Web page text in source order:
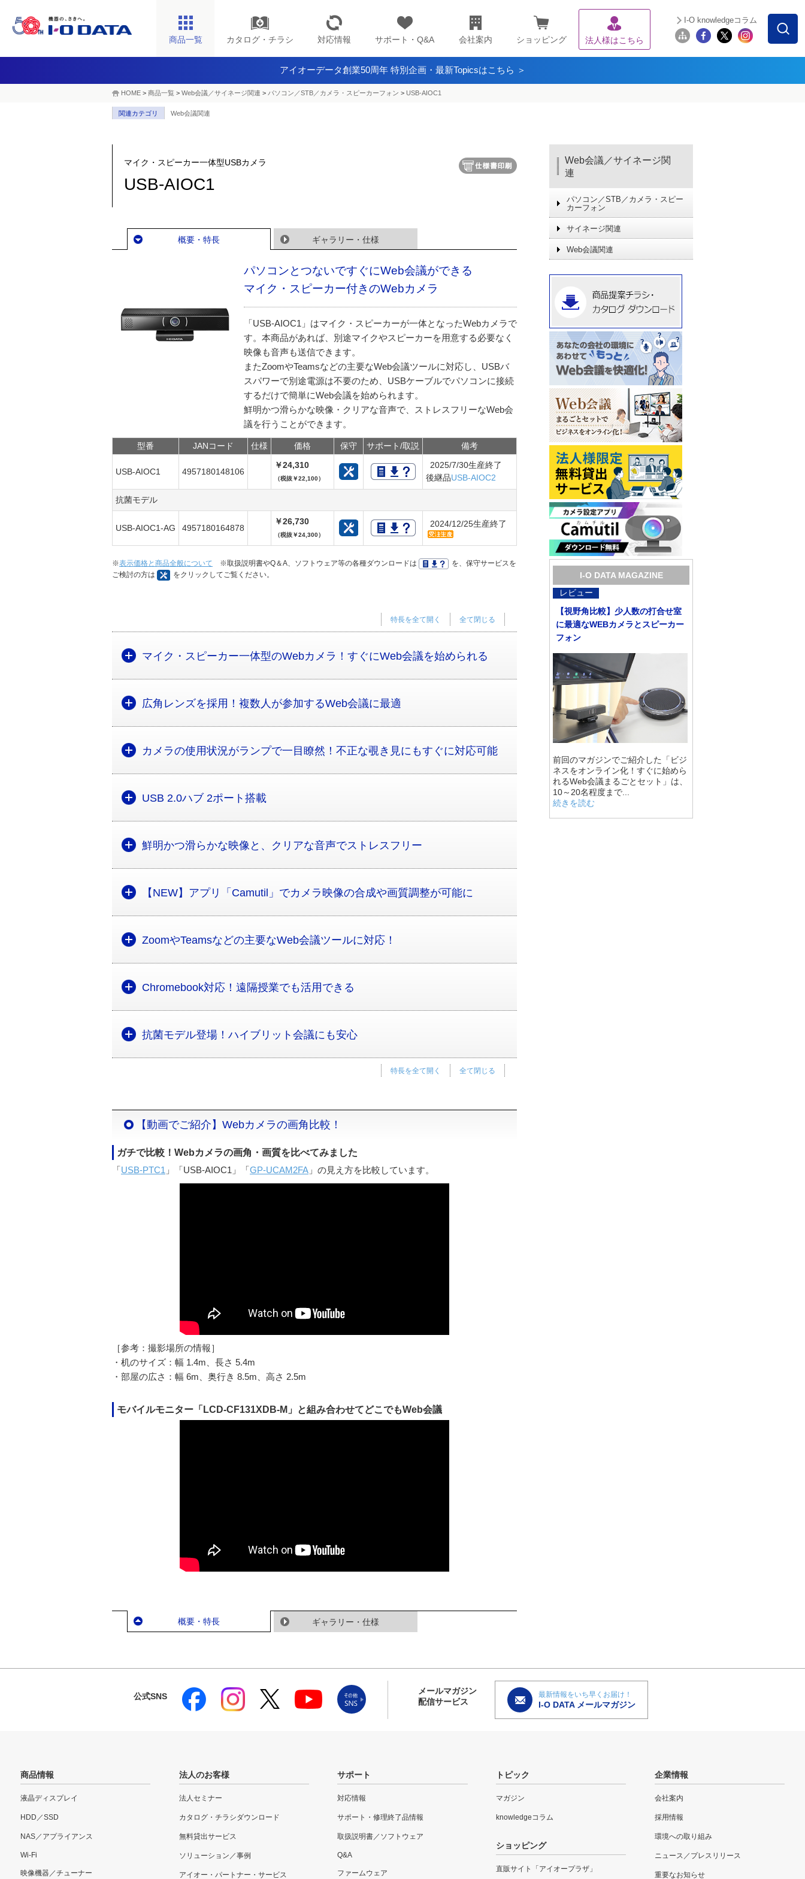
商品一覧 カタログ・チラシ 対応情報 サポート・Q&A 会社案内 ショッピング 法人様はこちら
I-O knowledgeコラム
アイオーデータ創業50周年 特別企画・最新Topicsはこちら ＞
HOME > 商品一覧 > Web会議／サイネージ関連 > パソコン／STB／カメラ・スピーカーフォン > USB-AIOC1
関連カテゴリ Web会議関連
マイク・スピーカー一体型USBカメラ
USB-AIOC1
概要・特長 ギャラリー・仕様
パソコンとつないですぐにWeb会議ができる
マイク・スピーカー付きのWebカメラ
「USB-AIOC1」はマイク・スピーカーが一体となったWebカメラで
す。本商品があれば、別途マイクやスピーカーを用意する必要なく
映像も音声も送信できます。
またZoomやTeamsなどの主要なWeb会議ツールに対応し、USBバ
スパワーで別途電源は不要のため、USBケーブルでパソコンに接続
するだけで簡単にWeb会議を始められます。
鮮明かつ滑らかな映像・クリアな音声で、ストレスフリーなWeb会
議を行うことができます。
型番 JANコード 仕様 価格 保守 サポート/取説 備考
USB-AIOC1 4957180148106
￥24,310
（税抜￥22,100）
2025/7/30生産終了
後継品USB-AIOC2
抗菌モデル
USB-AIOC1-AG 4957180164878
￥26,730
（税抜￥24,300）
2024/12/25生産終了
※表示価格と商品全般について ※取扱説明書やQ＆A、ソフトウェア等の各種ダウンロードは
を、保守サービスを
ご検討の方は
をクリックしてご覧ください。
全て閉じる
特長を全て開く
マイク・スピーカー一体型のWebカメラ！すぐにWeb会議を始められる
広角レンズを採用！複数人が参加するWeb会議に最適
カメラの使用状況がランプで一目瞭然！不正な覗き見にもすぐに対応可能
USB 2.0ハブ 2ポート搭載
鮮明かつ滑らかな映像と、クリアな音声でストレスフリー
【NEW】アプリ「Camutil」でカメラ映像の合成や画質調整が可能に
ZoomやTeamsなどの主要なWeb会議ツールに対応！
Chromebook対応！遠隔授業でも活用できる
抗菌モデル登場！ハイブリット会議にも安心
全て閉じる
特長を全て開く
【動画でご紹介】Webカメラの画角比較！
ガチで比較！Webカメラの画角・画質を比べてみました
「USB-PTC1 」「USB-AIOC1」「GP-UCAM2FA 」の見え方を比較しています。
［参考：撮影場所の情報］
・机のサイズ：幅 1.4m、長さ 5.4m
・部屋の広さ：幅 6m、奥行き 8.5m、高さ 2.5m
モバイルモニター「LCD-CF131XDB-M」と組み合わせてどこでもWeb会議
概要・特長 ギャラリー・仕様
Web会議／サイネージ関
連
パソコン／STB／カメラ・スピー
カーフォン
サイネージ関連
Web会議関連
I-O DATA MAGAZINE
レビュー
【視野角比較】少人数の打合せ室
に最適なWEBカメラとスピーカー
フォン
前回のマガジンでご紹介した「ビジ
ネスをオンライン化！すぐに始めら
れるWeb会議まるごとセット」は、
10～20名程度まで...
続きを読む
公式SNS
メールマガジン
配信サービス
最新情報をいち早くお届け！
I-O DATA メールマガジン
商品情報
液晶ディスプレイ
HDD／SSD
NAS／アプライアンス
Wi-Fi
映像機器／チューナー
法人のお客様
法人セミナー
カタログ・チラシダウンロード
無料貸出サービス
ソリューション／事例
アイオー・パートナー・サービス
サポート
対応情報
サポート・修理終了品情報
取扱説明書／ソフトウェア
Q&A
ファームウェア
トピック
マガジン
knowledgeコラム
ショッピング
直販サイト「アイオープラザ」
企業情報
会社案内
採用情報
環境への取り組み
ニュース／プレスリリース
重要なお知らせ